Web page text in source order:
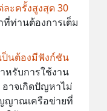
ละครั้งสูงสุด 30
ที่ท่านต้องการเต็ม
ป็นต้องมีฟังก์ชัน
หรับการใช้งาน
าจเกิดปัญหาไม่
ญาณเครือข่ายที่